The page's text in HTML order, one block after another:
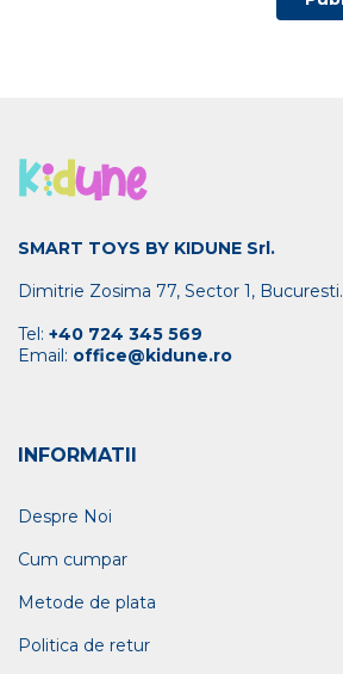
SMART TOYS BY KIDUNE Srl.
Dimitrie Zosima 77, Sector 1, Bucuresti.
Tel: +40 724 345 569
Email: office@kidune.ro
INFORMATII
Despre Noi
Cum cumpar
Metode de plata
Politica de retur